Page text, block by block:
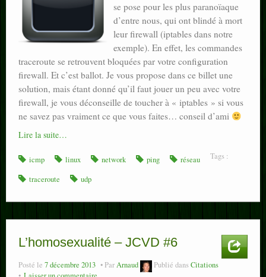
se pose pour les plus paranoïaque
d’entre nous, qui ont blindé à mort
leur firewall (iptables dans notre
exemple). En effet, les commandes
traceroute se retrouvent bloquées par votre configuration
firewall. Et c’est ballot. Je vous propose dans ce billet une
solution, mais étant donné qu’il faut jouer un peu avec votre
firewall, je vous déconseille de toucher à « iptables » si vous
ne savez pas vraiment ce que vous faites… conseil d’ami
Lire la suite…
Tags :
icmp linux network ping
réseau
traceroute
udp
L’homosexualité – JCVD #6
Posté le 7 décembre 2013 ParArnaud Publié dansCitations